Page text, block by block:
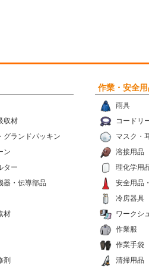
収材
グランドパッキン
ン
ター
器・伝導部品
材
剤
作業・安全
雨具
コードリ
マスク・
溶接用品
理化学用
安全用品
冷房器具
ワークシ
作業服
作業手袋
清掃用品